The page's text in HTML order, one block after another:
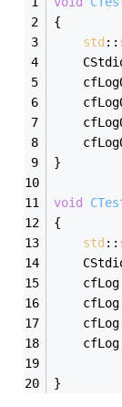
{
std ::
}
void
{
std ::
}